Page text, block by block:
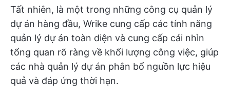
Tất nhiên, là một trong những công cụ quản lý
dự án hàng đầu, Wrike cung cấp các tính năng
quản lý dự án toàn diện và cung cấp cái nhìn
tổng quan rõ ràng về khối lượng công việc, giúp
các nhà quản lý dự án phân bổ nguồn lực hiệu
quả và đáp ứng thời hạn.